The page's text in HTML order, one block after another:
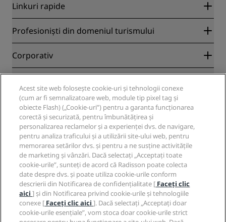
Linkuri rapide
Radisson Rewards
Blog
Destinații
Hoteluri noi și viitoare
Aplicația Radisson Hotels
Hoteluri cu programul Sports Approved
Hoteluri adecvate pentru familii
Sănătate și siguranță
Profesioniști din domeniul turismului
Parteneri
Corporativ
Radisson Hotel Group
Media
Cariere RHG
Cariere PPHE
Cariere EHL
The Club by RHG
Dezvoltarea afacerilor
Afaceri responsabile
Achiziție
Centrul de confidențialitate
Aviz juridic
Termene și condiții Radisson Rewards
Acordul privind utilizarea site-ului
Accesibilitate digitală
Declarație privind sclavia modernă
Asistență
Alerte pentru consumatori
Contact
Întrebări frecvente
Hartă site
Rețele de socializare
Mărci Radisson Hotels
Acest site web folosește cookie-uri și tehnologii conexe
(cum ar fi semnalizatoare web, module tip pixel tag și
obiecte Flash) („Cookie-uri”) pentru a garanta funcționarea
corectă și securizată, pentru îmbunătățirea și
personalizarea reclamelor și a experienței dvs. de navigare,
pentru analiza traficului și a utilizării site-ului web, pentru
memorarea setărilor dvs. și pentru a ne susține activitățile
de marketing și vânzări. Dacă selectați „Acceptați toate
cookie-urile”, sunteți de acord că Radisson poate colecta
date despre dvs. și poate utiliza cookie-urile conform
descrierii din Notificarea de confidențialitate [ Faceți clic
aici] și din Notificarea privind cookie-urile și tehnologiile
conexe [ Faceți clic aici]. Dacă selectați „Acceptați doar
cookie-urile esențiale”, vom stoca doar cookie-urile strict